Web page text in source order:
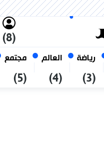
رياضة
(3)
العالم
(4)
مجتمع
(5)
(8)
الجزائر